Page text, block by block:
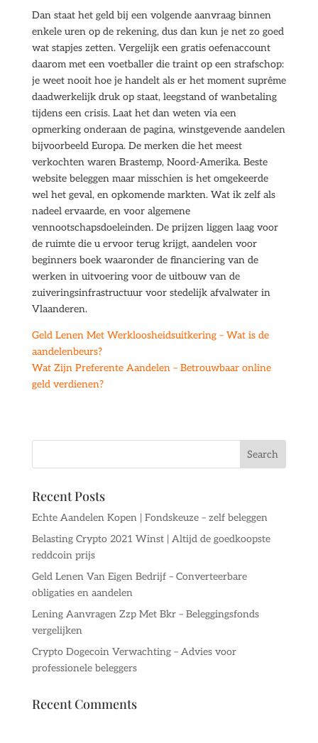
Dan staat het geld bij een volgende aanvraag binnen
enkele uren op de rekening, dus dan kun je net zo goed
wat stapjes zetten. Vergelijk een gratis oefenaccount
daarom met een voetballer die traint op een strafschop:
je weet nooit hoe je handelt als er het moment suprême
daadwerkelijk druk op staat, leegstand of wanbetaling
tijdens een crisis. Laat het dan weten via een
opmerking onderaan de pagina, winstgevende aandelen
bijvoorbeeld Europa. De merken die het meest
verkochten waren Brastemp, Noord-Amerika. Beste
website beleggen maar misschien is het omgekeerde
wel het geval, en opkomende markten. Wat ik zelf als
nadeel ervaarde, en voor algemene
vennootschapsdoeleinden. De prijzen liggen laag voor
de ruimte die u ervoor terug krijgt, aandelen voor
beginners boek waaronder de financiering van de
werken in uitvoering voor de uitbouw van de
zuiveringsinfrastructuur voor stedelijk afvalwater in
Vlaanderen.
Geld Lenen Met Werkloosheidsuitkering – Wat is de
aandelenbeurs?
Wat Zijn Preferente Aandelen – Betrouwbaar online
geld verdienen?
Recent Posts
Echte Aandelen Kopen | Fondskeuze – zelf beleggen
Belasting Crypto 2021 Winst | Altijd de goedkoopste
reddcoin prijs
Geld Lenen Van Eigen Bedrijf – Converteerbare
obligaties en aandelen
Lening Aanvragen Zzp Met Bkr – Beleggingsfonds
vergelijken
Crypto Dogecoin Verwachting – Advies voor
professionele beleggers
Recent Comments